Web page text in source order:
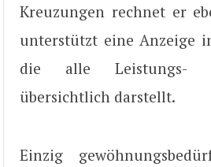
Kreuzungen rechnet er
unterstützt eine Anzeige
die alle Leistungs-
übersichtlich darstellt.
Einzig